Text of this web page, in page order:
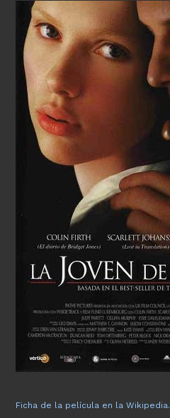
Ficha de la película en la Wikipedia.